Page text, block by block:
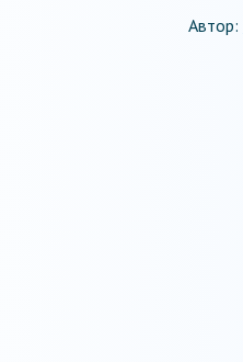
Автор: